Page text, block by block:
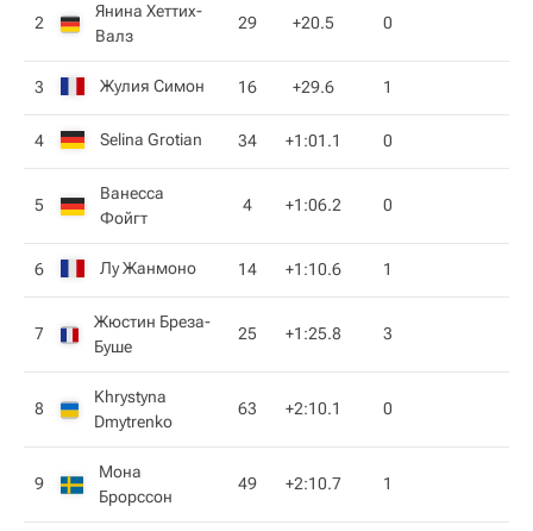
2
Янина Хеттих-
Валз
29 +20.5 0
3 Жулия Симон 16 +29.6 1
4 Selina Grotian 34 +1:01.1 0
5
Ванесса
Фойгт
4 +1:06.2 0
6 Лу Жанмоно 14 +1:10.6 1
7
Жюстин Бреза-
Буше
25 +1:25.8 3
8
Khrystyna
Dmytrenko
63 +2:10.1 0
9
Мона
Брорссон
49 +2:10.7 1